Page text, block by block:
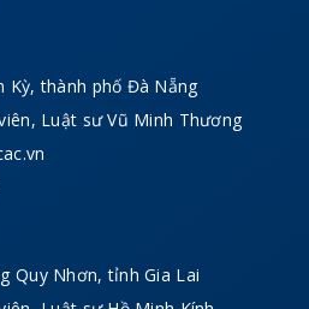
Kỳ, thành phố Đà Nẵng
Luật sư Vũ Minh Thương
Quy Nhơn, tỉnh Gia Lai